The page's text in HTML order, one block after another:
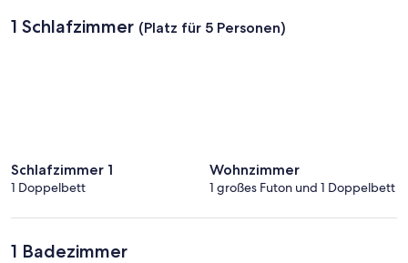
1 Schlafzimmer (Platz für 5 Personen)
Schlafzimmer 1
1 Doppelbett
Wohnzimmer
1 großes Futon und 1 Doppelbett
1 Badezimmer